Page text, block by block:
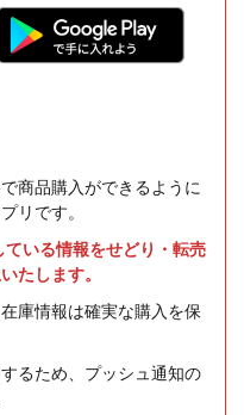
商品購入ができるように
リです。
いる情報をせどり・転売
たします。
庫情報は確実な購入を保
るため、プッシュ通知の